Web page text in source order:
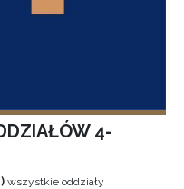
4-
wszystkie oddziały